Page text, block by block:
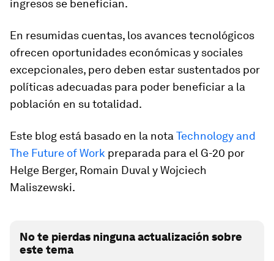
ingresos se benefician.
En resumidas cuentas, los avances tecnológicos
ofrecen oportunidades económicas y sociales
excepcionales, pero deben estar sustentados por
políticas adecuadas para poder beneficiar a la
población en su totalidad.
Este blog está basado en la notaTechnology and
The Future of Work preparada para el G-20 por
Helge Berger, Romain Duval y Wojciech
Maliszewski.
No te pierdas ninguna actualización sobre
este tema